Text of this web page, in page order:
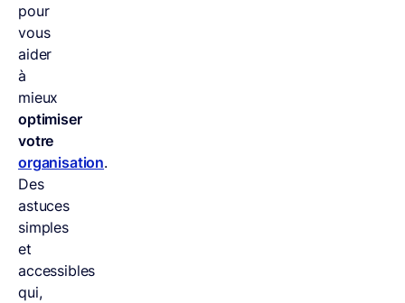
pour
vous
aider
à
mieux
optimiser
votre
organisation.
Des
astuces
simples
et
accessibles
qui,